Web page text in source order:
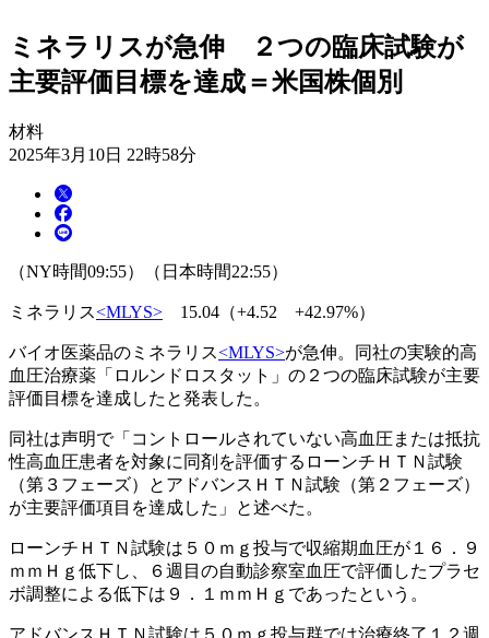
ミネラリスが急伸 ２つの臨床試験が
主要評価目標を達成＝米国株個別
材料
2025年3月10日 22時58分
（NY時間09:55）（日本時間22:55）
ミネラリス<MLYS> 15.04（+4.52 +42.97%）
バイオ医薬品のミネラリス<MLYS>が急伸。同社の実験的高
血圧治療薬「ロルンドロスタット」の２つの臨床試験が主要
評価目標を達成したと発表した。
同社は声明で「コントロールされていない高血圧または抵抗
性高血圧患者を対象に同剤を評価するローンチＨＴＮ試験
（第３フェーズ）とアドバンスＨＴＮ試験（第２フェーズ）
が主要評価項目を達成した」と述べた。
ローンチＨＴＮ試験は５０ｍｇ投与で収縮期血圧が１６．９
ｍｍＨｇ低下し、６週目の自動診察室血圧で評価したプラセ
ボ調整による低下は９．１ｍｍＨｇであったという。
アドバンスＨＴＮ試験は５０ｍｇ投与群では治療終了１２週